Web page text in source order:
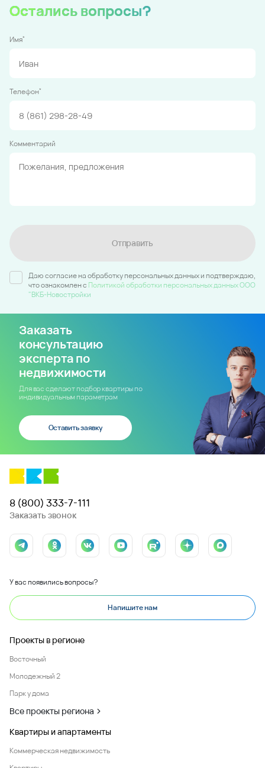
Остались вопросы?
Имя*
Телефон*
Комментарий
Отправить
Даю согласие на обработку персональных данных и подтверждаю,
что ознакомлен c Политикой обработки персональных данных ООО
"ВКБ-Новостройки
Заказать
консультацию
эксперта по
недвижимости
Для вас сделают подбор квартиры по
индивидуальным параметрам
Оставить заявку
8 (800) 333-7-111
Заказать звонок
У вас появились вопросы?
Напишите нам
Проекты в регионе
Восточный
Молодежный 2
Парк у дома
Все проекты региона
Квартиры и апартаменты
Коммерческая недвижимость